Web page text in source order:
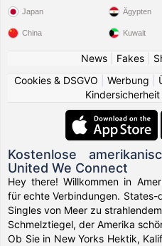
Japan
China
Ägypten
Kuwait
News| Fakes|
Cookies & DSGVO
Werbung
Kindersicherheit
Kostenlose
United We Connect
Hey there! Willkommen in
für echte Verbindungen.
Singles von Meer zu
Schmelztiegel, der Amerika
Ob Sie in New Yorks Hektik,